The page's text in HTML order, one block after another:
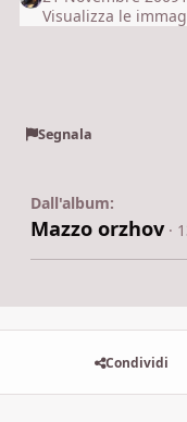
Visualizza le
Segnala
Dall'album:
Mazzo orzhov ·
Condividi